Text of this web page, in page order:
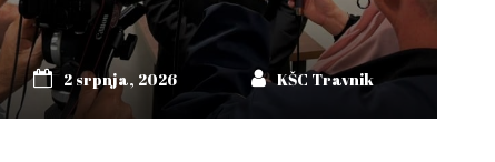
2 srpnja, 2026 KŠC Travnik